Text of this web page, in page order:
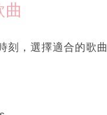
刻，選擇適合的歌